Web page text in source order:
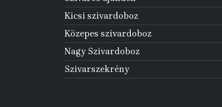
Kicsi szivardoboz
Közepes szivardoboz
Nagy Szivardoboz
Szivarszekrény